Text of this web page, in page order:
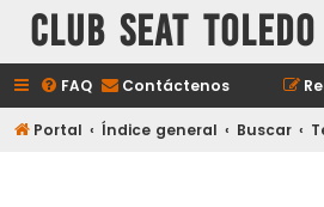
Club Seat Toledo
FAQ Contáctenos
Portal Índice general Buscar